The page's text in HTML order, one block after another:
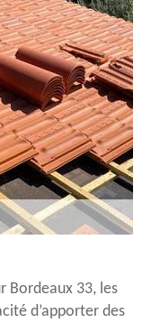
Bordeaux 33, les
d’apporter des